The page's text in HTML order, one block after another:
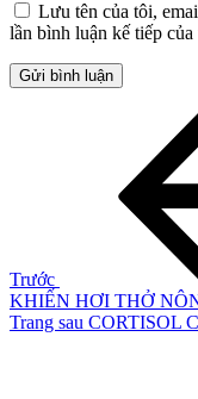
Lưu tên của tôi,
lần bình luận kế tiếp của
Trước
KHIẾN HƠI THỞ
Bài
Trang sau CORTISOL